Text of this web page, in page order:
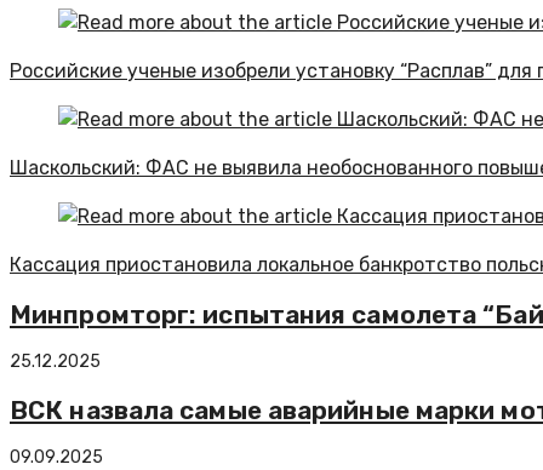
Российские ученые изобрели установку “Расплав”
Шаскольский: ФАС не выявила необоснованного
Кассация приостановила локальное банкротство
Минпромторг: испытания самолета
25.12.2025
ВСК назвала самые аварийные марки
09.09.2025